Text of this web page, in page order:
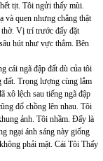
tịt. Tôi ngửi thấy mùi.
và quen nhưng chẳng thật
Vị trí trước đấy đặt
hút như vực thẳm. Bên
cái ngã đập đất dù của tôi
đất. Trọng lượng cùng lắm
xô lệch sau tiếng ngã đập
đổ chồng lên nhau. Tôi
ảnh. Tôi nhầm. Đấy là
ngại ánh sáng này giống
phải mặt. Cái Tôi Thấy